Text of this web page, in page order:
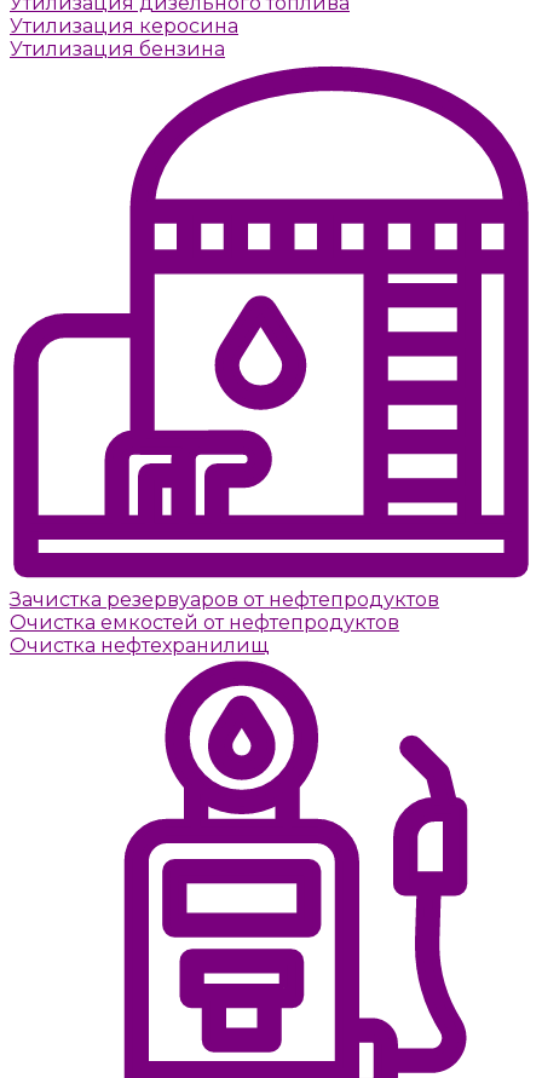
Утилизация керосина
Утилизация бензина
Зачистка резервуаров от нефтепродуктов
Очистка емкостей от нефтепродуктов
Очистка нефтехранилищ